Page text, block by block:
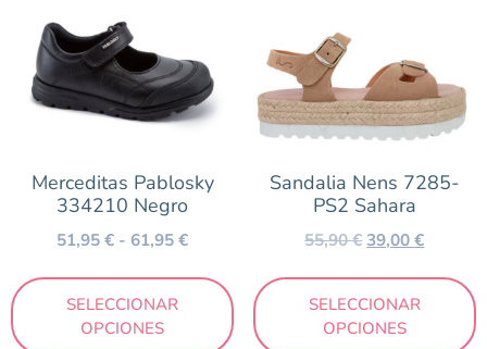
Merceditas Pablosky
334210 Negro
51,95€ - 61,95€
SELECCIONAR
OPCIONES
Sandalia Nens 7285-
PS2 Sahara
55,90€ 39,00€
SELECCIONAR
OPCIONES